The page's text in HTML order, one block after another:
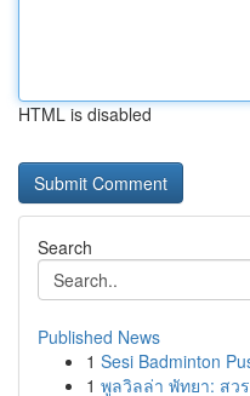
HTML is disabled
Search
Published News
1 Sesi Badminton
1 พูลวิลล่า พัทยา: สว